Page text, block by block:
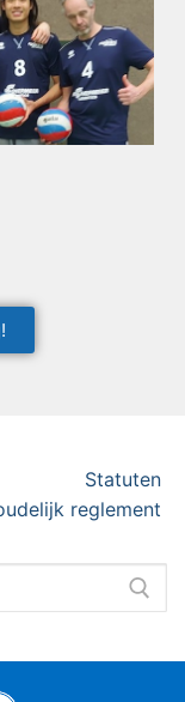
Statuten
reglement